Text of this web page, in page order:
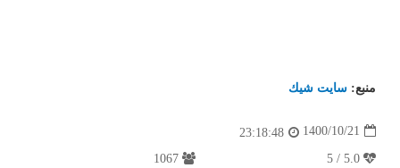
منبع: سایت شیك
1400/10/21
23:18:48